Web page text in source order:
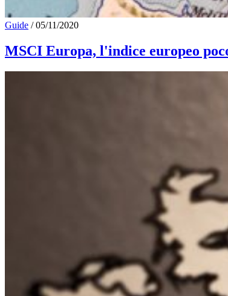
Guide / 05/11/2020
MSCI Europa, l'indice europeo